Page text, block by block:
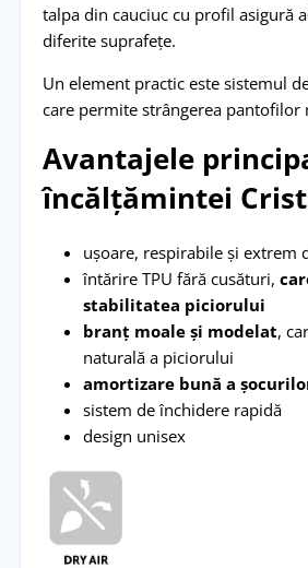
talpa din cauciuc cu profil asigură
diferite suprafețe.
Un element practic este sistemul
care permite strângerea pantofilor
Avantajele
încălțămintei
ușoare, respirabile și extrem
întărire TPU fără cusături,
stabilitatea piciorului
branț moale și modelat,
naturală a piciorului
amortizare bună a
sistem de închidere rapidă
design unisex